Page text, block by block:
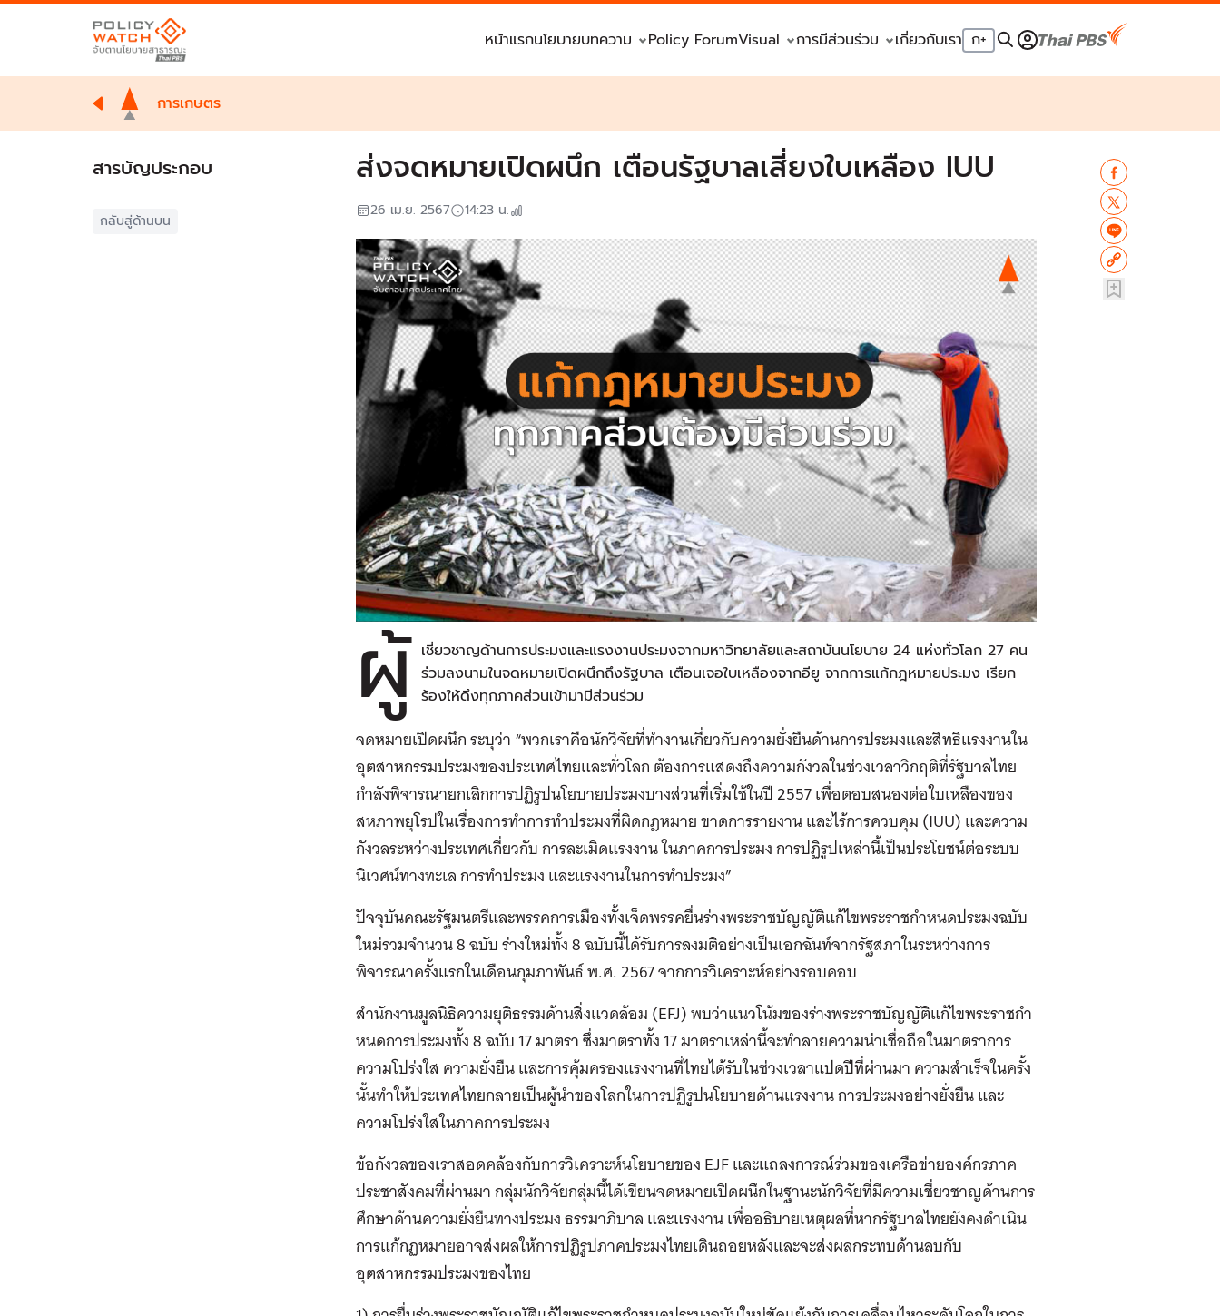
หน้าแรกนโยบายบทความ Policy ForumVisual การมีส่วนร่วม เกี่ยวกับเรา ก+
การเกษตร
สารบัญประกอบ
กลับสู่ด้านบน
ส่งจดหมายเปิดผนึก เตือนรัฐบาลเสี่ยงใบเหลือง IUU
26 เม.ย. 2567 14:23 น.
ผู้ เชี่ยวชาญด้านการประมงและแรงงานประมงจากมหาวิทยาลัยและสถาบันนโยบาย 24 แห่งทั่วโลก 27 คน
ร่วมลงนามในจดหมายเปิดผนึกถึงรัฐบาล เตือนเจอใบเหลืองจากอียู จากการแก้กฎหมายประมง เรียก
ร้องให้ดึงทุกภาคส่วนเข้ามามีส่วนร่วม
จดหมายเปิดผนึก ระบุว่า “พวกเราคือนักวิจัยที่ทำงานเกี่ยวกับความยั่งยืนด้านการประมงและสิทธิแรงงานใน
อุตสาหกรรมประมงของประเทศไทยและทั่วโลก ต้องการแสดงถึงความกังวลในช่วงเวลาวิกฤติที่รัฐบาลไทย
กำลังพิจารณายกเลิกการปฏิรูปนโยบายประมงบางส่วนที่เริ่มใช้ในปี 2557 เพื่อตอบสนองต่อใบเหลืองของ
สหภาพยุโรปในเรื่องการทำการทำประมงที่ผิดกฎหมาย ขาดการรายงาน และไร้การควบคุม (IUU) และความ
กังวลระหว่างประเทศเกี่ยวกับ การละเมิดแรงงาน ในภาคการประมง การปฏิรูปเหล่านี้เป็นประโยชน์ต่อระบบ
นิเวศน์ทางทะเล การทำประมง และแรงงานในการทำประมง”
ปัจจุบันคณะรัฐมนตรีและพรรคการเมืองทั้งเจ็ดพรรคยื่นร่างพระราชบัญญัติแก้ไขพระราชกำหนดประมงฉบับ
ใหม่รวมจำนวน 8 ฉบับ ร่างใหม่ทั้ง 8 ฉบับนี้ได้รับการลงมติอย่างเป็นเอกฉันท์จากรัฐสภาในระหว่างการ
พิจารณาครั้งแรกในเดือนกุมภาพันธ์ พ.ศ. 2567 จากการวิเคราะห์อย่างรอบคอบ
สำนักงานมูลนิธิความยุติธรรมด้านสิ่งแวดล้อม (EFJ) พบว่าแนวโน้มของร่างพระราชบัญญัติแก้ไขพระราชกํา
หนดการประมงทั้ง 8 ฉบับ 17 มาตรา ซึ่งมาตราทั้ง 17 มาตราเหล่านี้จะทำลายความน่าเชื่อถือในมาตราการ
ความโปร่งใส ความยั่งยืน และการคุ้มครองแรงงานที่ไทยได้รับในช่วงเวลาแปดปีที่ผ่านมา ความสำเร็จในครั้ง
นั้นทำให้ประเทศไทยกลายเป็นผู้นำของโลกในการปฏิรูปนโยบายด้านแรงงาน การประมงอย่างยั่งยืน และ
ความโปร่งใสในภาคการประมง
ข้อกังวลของเราสอดคล้องกับการวิเคราะห์นโยบายของ EJF และแถลงการณ์ร่วมของเครือข่ายองค์กรภาค
ประชาสังคมที่ผ่านมา กลุ่มนักวิจัยกลุ่มนี้ได้เขียนจดหมายเปิดผนึกในฐานะนักวิจัยที่มีความเชี่ยวชาญด้านการ
ศึกษาด้านความยั่งยืนทางประมง ธรรมาภิบาล และแรงงาน เพื่ออธิบายเหตุผลที่หากรัฐบาลไทยยังคงดำเนิน
การแก้กฏหมายอาจส่งผลให้การปฏิรูปภาคประมงไทยเดินถอยหลังและจะส่งผลกระทบด้านลบกับ
อุตสาหกรรมประมงของไทย